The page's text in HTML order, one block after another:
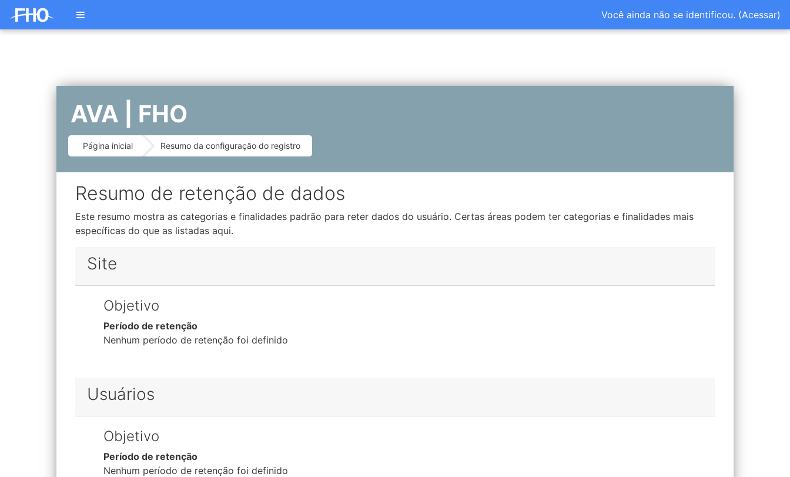
Ir para o conteúdo principal
Você ainda não se identificou. (Acessar)
AVA | FHO
Página inicial Resumo da configuração do registro
Resumo de retenção de dados
Este resumo mostra as categorias e finalidades padrão para reter dados do usuário. Certas áreas podem ter categorias e finalidades mais
específicas do que as listadas aqui.
Site
Objetivo
Período de retenção
Nenhum período de retenção foi definido
Usuários
Objetivo
Período de retenção
Nenhum período de retenção foi definido